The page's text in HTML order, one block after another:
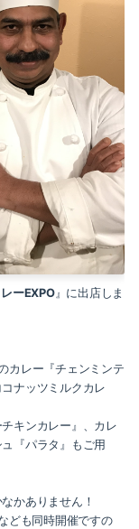
ーEXPO』に出店しま
カレー『チェンミンテ
ナッツミルクカレ
キンカレー』、カレ
『パラタ』もご用
かありません！
ども同時開催ですの